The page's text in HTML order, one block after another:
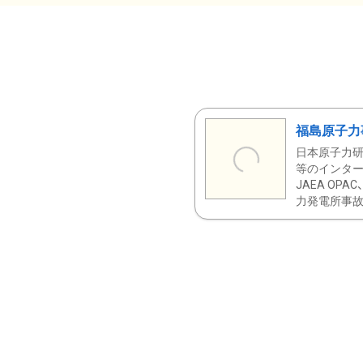
福島原子
日本原子力
等のインタ
JAEA OPAC
力発電所事